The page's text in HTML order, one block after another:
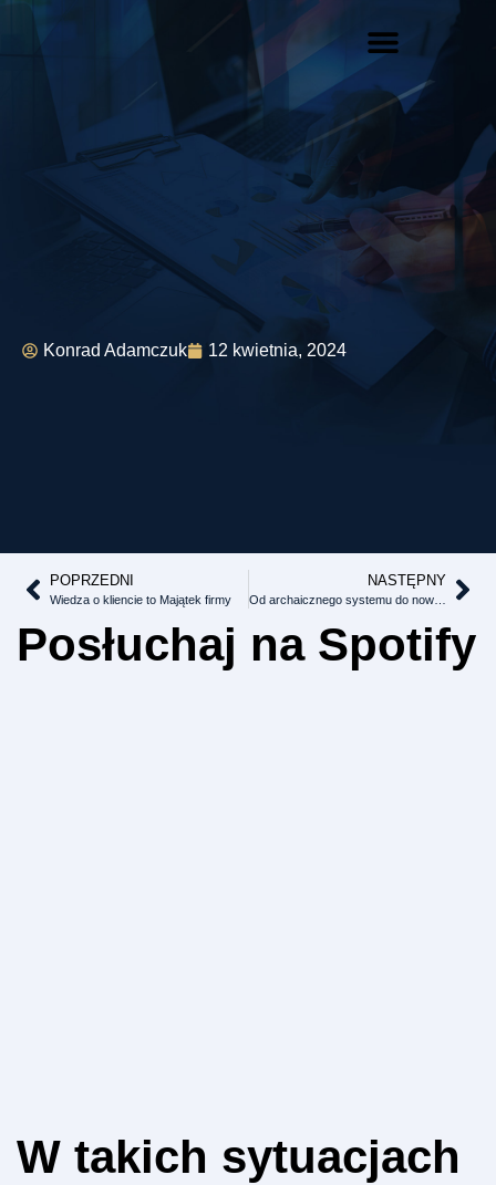
Konrad Adamczuk 12 kwietnia, 2024
POPRZEDNI
Wiedza o kliencie to Majątek firmy
NASTĘPNY
Od archaicznego systemu do nowoczesnej produkcji. Twój przewodnik po aktualizacji technologicznej.
Posłuchaj na Spotify
W takich sytuacjach